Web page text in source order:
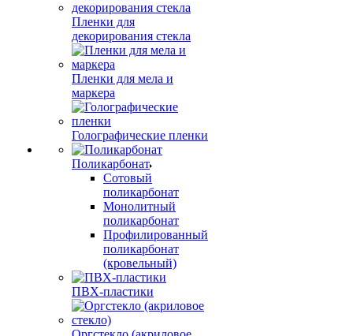
Пленки для
декорирования стекла
Пленки для мела и
маркера
Голографические пленки
Поликарбонат
Сотовый
поликарбонат
Монолитный
поликарбонат
Профилированный
поликарбонат
(кровельный)
ПВХ-пластики